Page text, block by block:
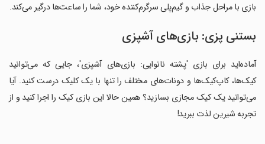
بازی با مراحل جذاب و گیم‌پلی سرگرم‌کننده خود، شما را ساعت‌ها درگیر می‌کند.
بستنی پزی: بازی‌های آشپزی
آماده‌اید برای بازی 'پشته نانوایی: بازی‌های آشپزی'، جایی که می‌توانید
کیک‌ها، کاپ‌کیک‌ها و دونات‌های مختلف را تنها با یک کلیک درست کنید. آیا
می‌توانید یک کیک مجازی بسازید؟ همین حالا این بازی کیک را اجرا کنید و از
تجربه شیرین لذت ببرید!